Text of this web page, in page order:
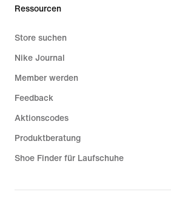
Ressourcen
Store suchen
Nike Journal
Member werden
Feedback
Aktionscodes
Produktberatung
Shoe Finder für Laufschuhe